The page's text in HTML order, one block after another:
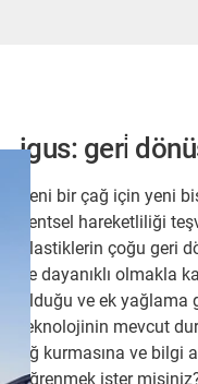
igus: geri̇
Yeni bir çağ için yeni
kentsel hareketliliği
plastiklerin çoğu geri
ve dayanıklı olmakla
olduğu ve ek
teknolojinin mevcut
ağ kurmasına ve bilgi
öğrenmek ister